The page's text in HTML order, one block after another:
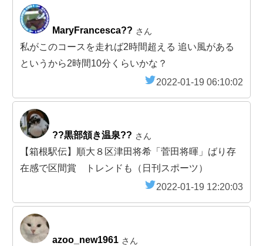
MaryFrancesca?? さん
私がこのコースを走れば2時間超える 追い風がある
というから2時間10分くらいかな？
2022-01-19 06:10:02
??黒部頷き温泉?? さん
【箱根駅伝】順大８区津田将希「菅田将暉」ばり存
在感で区間賞 トレンドも（日刊スポーツ）
2022-01-19 12:20:03
azoo_new1961 さん